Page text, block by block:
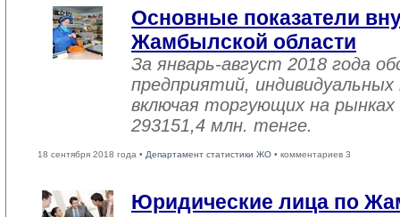
Основные показатели
Жамбылской области
За январь-август 2018 года
предприятий,
включая торгующих на рынках
293151,4 млн. тенге.
18 сентября 2018 года • Департамент статистики ЖО • комментариев 3
Юридические лица по